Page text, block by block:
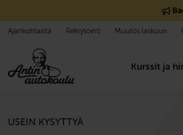
Kurssit ja
Ajankohtaista Rekrytointi Muutos laskuun
USEIN KYSYTTYÄ